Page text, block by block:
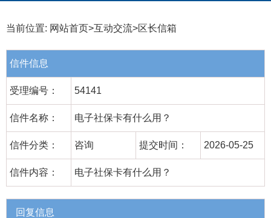
当前位置: 网站首页>互动交流>区长信箱
信件信息
受理编号： 54141
信件名称： 电子社保卡有什么用？
信件分类： 咨询 提交时间： 2026-05-25
信件内容： 电子社保卡有什么用？
回复信息